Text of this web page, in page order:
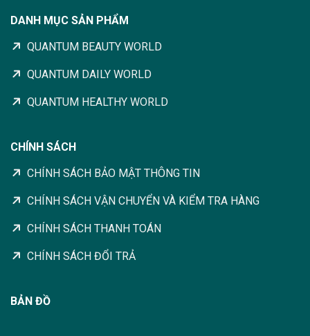
DANH MỤC SẢN PHẨM
QUANTUM BEAUTY WORLD
QUANTUM DAILY WORLD
QUANTUM HEALTHY WORLD
CHÍNH SÁCH
CHÍNH SÁCH BẢO MẬT THÔNG TIN
CHÍNH SÁCH VẬN CHUYỂN VÀ KIỂM TRA HÀNG
CHÍNH SÁCH THANH TOÁN
CHÍNH SÁCH ĐỔI TRẢ
BẢN ĐỒ